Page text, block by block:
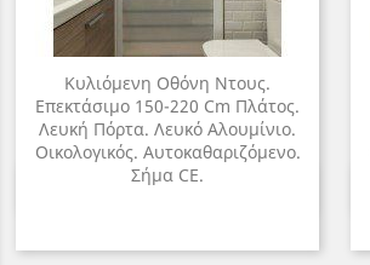
Κυλιόμενη Οθόνη Ντους.
Επεκτάσιμο 150-220 Cm Πλάτος.
Λευκή Πόρτα. Λευκό Αλουμίνιο.
Οικολογικός. Αυτοκαθαριζόμενο.
Σήμα CE.
Γρήγορη προβολή